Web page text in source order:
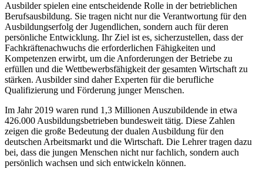
Ausbilder spielen eine entscheidende Rolle in der betrieblichen
Berufsausbildung. Sie tragen nicht nur die Verantwortung für den
Ausbildungserfolg der Jugendlichen, sondern auch für deren
persönliche Entwicklung. Ihr Ziel ist es, sicherzustellen, dass der
Fachkräftenachwuchs die erforderlichen Fähigkeiten und
Kompetenzen erwirbt, um die Anforderungen der Betriebe zu
erfüllen und die Wettbewerbsfähigkeit der gesamten Wirtschaft zu
stärken. Ausbilder sind daher Experten für die berufliche
Qualifizierung und Förderung junger Menschen.
Im Jahr 2019 waren rund 1,3 Millionen Auszubildende in etwa
426.000 Ausbildungsbetrieben bundesweit tätig. Diese Zahlen
zeigen die große Bedeutung der dualen Ausbildung für den
deutschen Arbeitsmarkt und die Wirtschaft. Die Lehrer tragen dazu
bei, dass die jungen Menschen nicht nur fachlich, sondern auch
persönlich wachsen und sich entwickeln können.